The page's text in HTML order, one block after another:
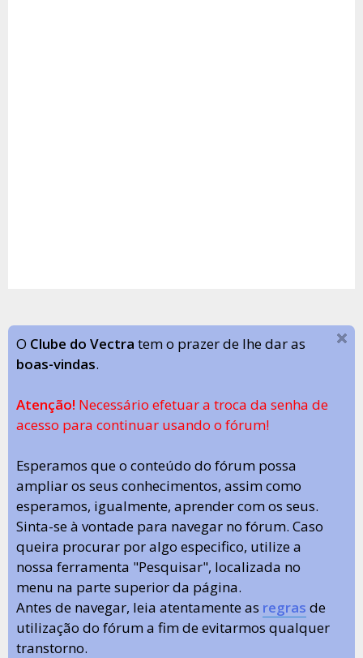
O Clube do Vectra tem o prazer de lhe dar as
boas-vindas.
Atenção! Necessário efetuar a troca da senha de
acesso para continuar usando o fórum!
Esperamos que o conteúdo do fórum possa
ampliar os seus conhecimentos, assim como
esperamos, igualmente, aprender com os seus.
Sinta-se à vontade para navegar no fórum. Caso
queira procurar por algo especifico, utilize a
nossa ferramenta "Pesquisar", localizada no
menu na parte superior da página.
Antes de navegar, leia atentamente as regras de
utilização do fórum a fim de evitarmos qualquer
transtorno.